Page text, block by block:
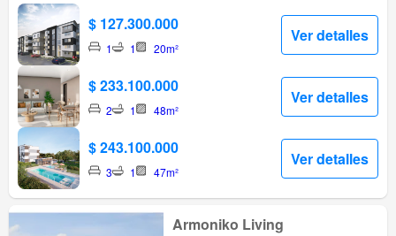
$ 127.300.000
1 1 20m²
Ver detalles
$ 233.100.000
2 1 48m²
Ver detalles
$ 243.100.000
3 1 47m²
Ver detalles
Armoniko Living